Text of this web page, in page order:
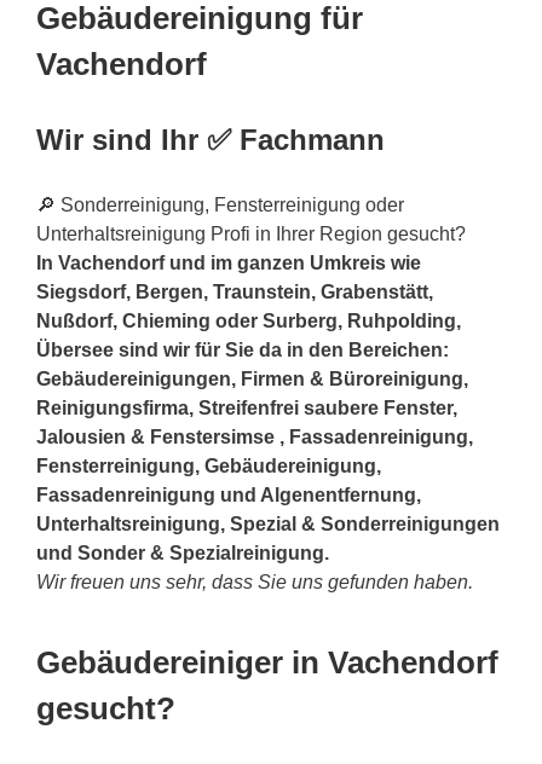
Gebäudereinigung für
Vachendorf
Wir sind Ihr ✅ Fachmann
🔎 Sonderreinigung, Fensterreinigung oder
Unterhaltsreinigung Profi in Ihrer Region gesucht?
In Vachendorf und im ganzen Umkreis wie
Siegsdorf, Bergen, Traunstein, Grabenstätt,
Nußdorf, Chieming oder Surberg, Ruhpolding,
Übersee sind wir für Sie da in den Bereichen:
Gebäudereinigungen, Firmen & Büroreinigung,
Reinigungsfirma, Streifenfrei saubere Fenster,
Jalousien & Fenstersimse , Fassadenreinigung,
Fensterreinigung, Gebäudereinigung,
Fassadenreinigung und Algenentfernung,
Unterhaltsreinigung, Spezial & Sonderreinigungen
und Sonder & Spezialreinigung.
Wir freuen uns sehr, dass Sie uns gefunden haben.
Gebäudereiniger in Vachendorf
gesucht?